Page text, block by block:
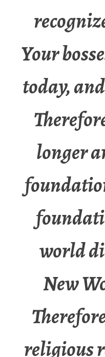
Your
today,
longer
world
New
religious